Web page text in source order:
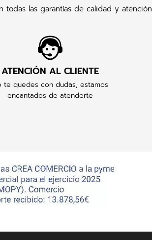
todas las garantías de calidad y atención
ATENCIÓN AL CLIENTE
te quedes con dudas, estamos
encantados de atenderte